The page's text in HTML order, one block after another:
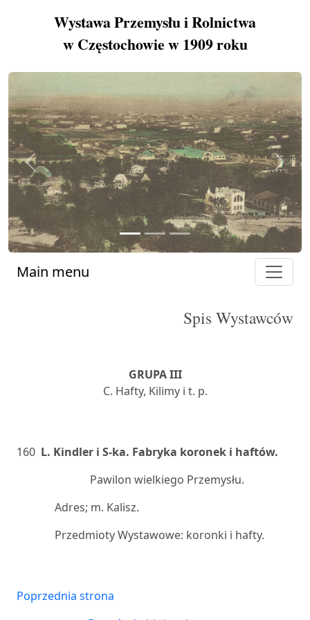
Wystawa Przemysłu i Rolnictwa
w Częstochowie w 1909 roku
Previous Next
Main menu
Spis Wystawców
GRUPA III
C. Hafty, Kilimy i t. p.
160 L. Kindler i S-ka. Fabryka koronek i haftów.
Pawilon wielkiego Przemysłu.
Adres; m. Kalisz.
Przedmioty Wystawowe: koronki i hafty.
Poprzednia strona